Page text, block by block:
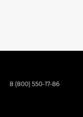
8 (800) 550-17-86